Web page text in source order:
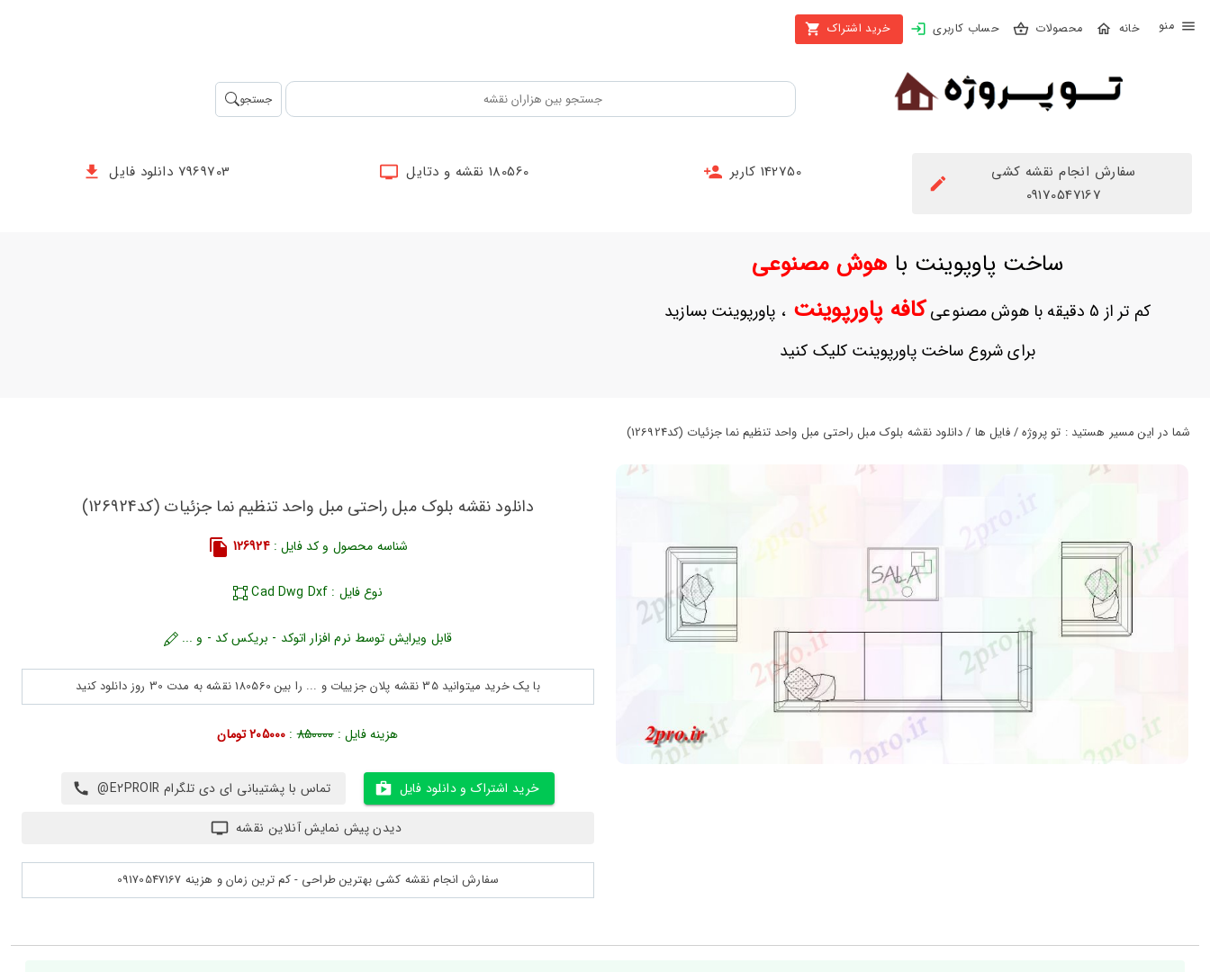
محصولات حساب کاربری خرید اشتراک
بستن
محصولات
حساب
بازیابی
رمز
علاقه
جستجو
سفارش انجام نقشه کشی
09170547167
142750 کاربر 180560 نقشه و دتایل 7969703 دانلود فایل
ساخت پاوپوینت باهوش مصنوعی
کم تر از 5 دقیقه با هوش مصنوعی کافه پاورپوینت، پاورپوینت بسازید
برای شروع ساخت پاورپوینت کلیک کنید
شما در این مسیر هستید : تو پروژه / فایل ها / دانلود نقشه بلوک مبل راحتی مبل واحد تنظیم نما جزئیات (کد126924)
دانلود نقشه بلوک مبل راحتی مبل واحد تنظیم نما جزئیات (کد126924)
شناسه محصول و کد فایل :126924
نوع فایل : Cad Dwg Dxf
قابل ویرایش توسط نرم افزار اتوکد - بریکس کد - و ...
با یک خرید میتوانید 35 نقشه پلان جزییات و ... را بین 180560 نقشه به مدت 30 روز دانلود کنید
هزینه فایل :850000
: 205000 تومان
خرید اشتراک و دانلود فایل
تماس با پشتیبانی ای دی تلگرام E2PROIR@
دیدن پیش نمایش آنلاین نقشه
سفارش انجام نقشه کشی بهترین طراحی - کم ترین زمان و هزینه 09170547167